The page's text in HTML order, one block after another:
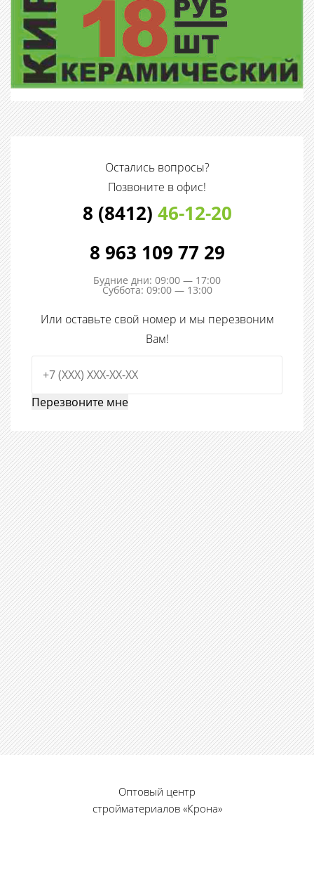
Остались вопросы?
Позвоните в офис!
8 (8412) 46-12-20
8 963 109 77 29
Будние дни: 09:00 — 17:00
Суббота: 09:00 — 13:00
Или оставьте свой номер и мы перезвоним
Вам!
Оптовый центр
стройматериалов «Крона»